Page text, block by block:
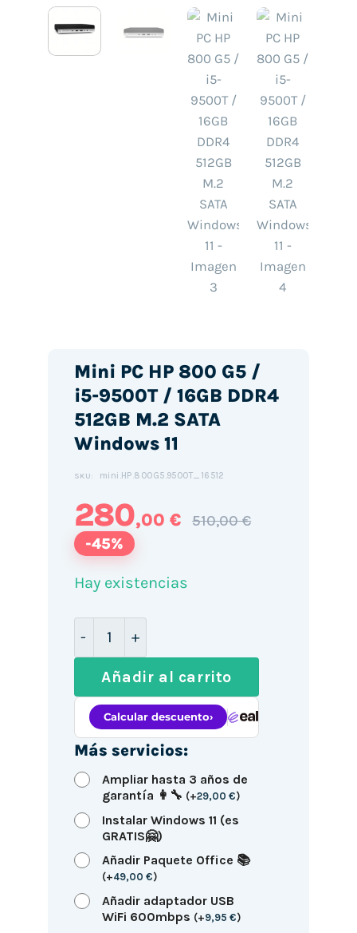
Mini PC HP 800 G5 /
i5-9500T / 16GB DDR4
512GB M.2 SATA
Windows 11
SKU: mini.HP.800G5.9500T_16512
280,00 € 510,00 €
-45%
Hay existencias
Mini PC HP 800 G5 / i5-9500T / 16GB
Añadir al carrito
Más servicios:
Ampliar hasta 3 años de
garantía 👩‍🔧 (+29,00 €)
Instalar Windows 11 (es
GRATIS🤗)
Añadir Paquete Office 📚
(+49,00 €)
Añadir adaptador USB
WiFi 600mbps (+9,95 €)